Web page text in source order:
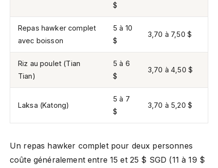
$
Repas hawker complet
avec boisson
5 à 10
$
3,70 à 7,50 $
Riz au poulet (Tian
Tian)
5 à 6
$
3,70 à 4,50 $
Laksa (Katong)
5 à 7
$
3,70 à 5,20 $
Un repas hawker complet pour deux personnes
coûte généralement entre 15 et 25 $ SGD (11 à 19 $